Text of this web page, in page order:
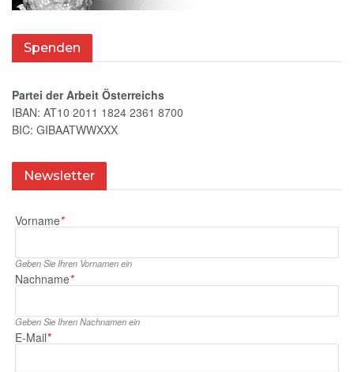
Spenden
Partei der Arbeit Österreichs
IBAN: AT10 2011 1824 2361 8700
BIC: GIBAATWWXXX
Newsletter
Vorname*
Geben Sie Ihren Vornamen ein
Nachname*
Geben Sie Ihren Nachnamen ein
E‑Mail*